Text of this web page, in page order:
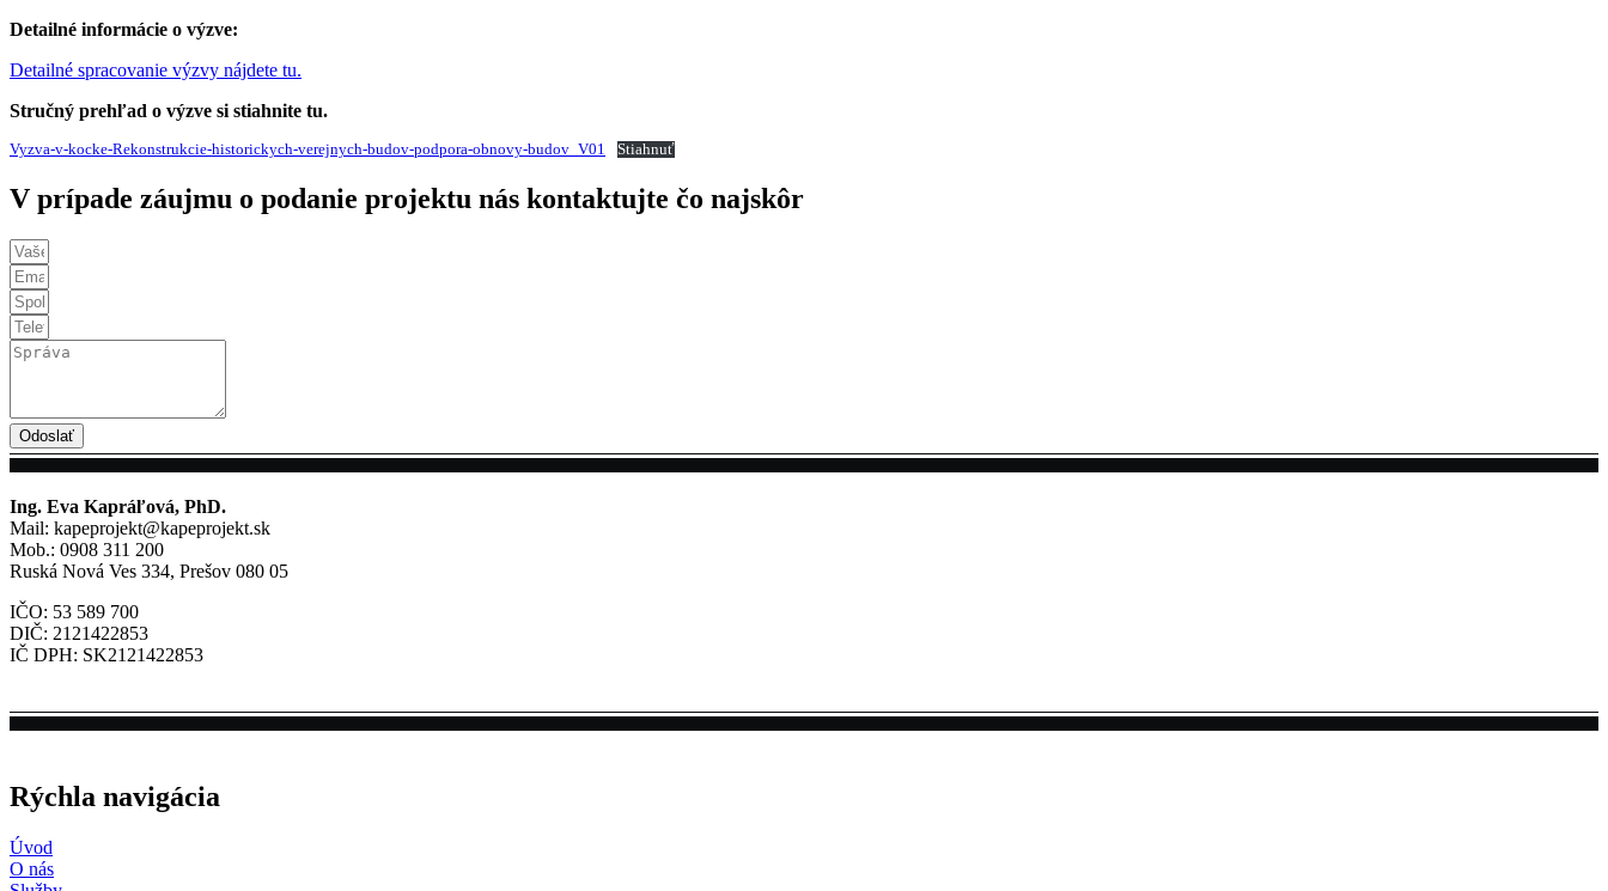
Detailné informácie o výzve:
Detailné spracovanie výzvy nájdete tu.
Stručný prehľad o výzve si stiahnite tu.
Vyzva-v-kocke-Rekonstrukcie-historickych-verejnych-budov-podpora-obnovy-budov_V01 Stiahnuť
V prípade záujmu o podanie projektu nás kontaktujte čo najskôr
Odoslať
Ing. Eva Kapráľová, PhD.
Mail: kapeprojekt@kapeprojekt.sk
Mob.: 0908 311 200
Ruská Nová Ves 334, Prešov 080 05
IČO: 53 589 700
DIČ: 2121422853
IČ DPH: SK2121422853
Rýchla navigácia
Úvod
O nás